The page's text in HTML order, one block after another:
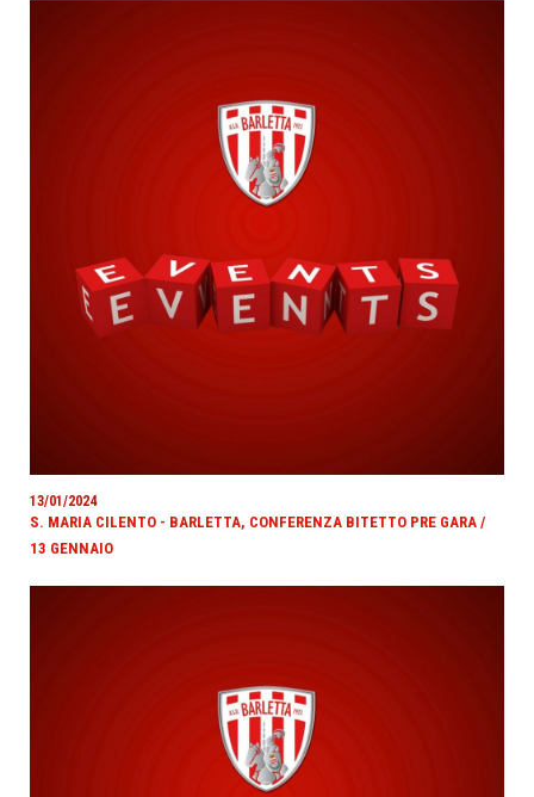
13/01/2024
S. MARIA CILENTO - BARLETTA, CONFERENZA BITETTO PRE GARA /
13 GENNAIO